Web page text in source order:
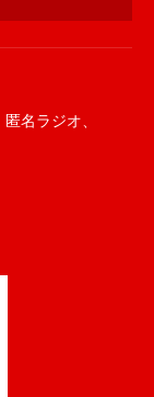
匿名ラジオ